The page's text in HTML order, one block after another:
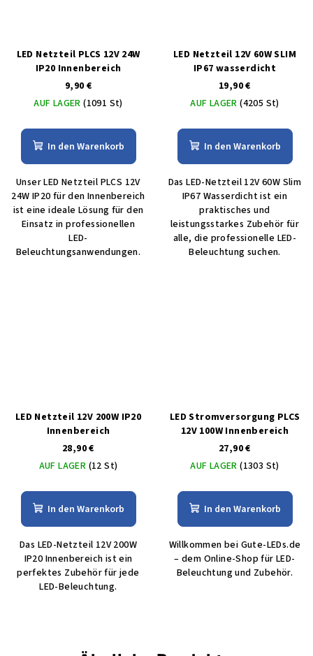
LED Netzteil PLCS 12V 24W
IP20 Innenbereich
9,90 €
AUF LAGER(1091 St)
In den Warenkorb
Unser LED Netzteil PLCS 12V
24W IP20 für den Innenbereich
ist eine ideale Lösung für den
Einsatz in professionellen
LED-
Beleuchtungsanwendungen.
LED Netzteil 12V 60W SLIM
IP67 wasserdicht
19,90 €
AUF LAGER(4205 St)
In den Warenkorb
Das LED-Netzteil 12V 60W Slim
IP67 Wasserdicht ist ein
praktisches und
leistungsstarkes Zubehör für
alle, die professionelle LED-
Beleuchtung suchen.
LED Netzteil 12V 200W IP20
Innenbereich
28,90 €
AUF LAGER (12 St)
In den Warenkorb
Das LED-Netzteil 12V 200W
IP20 Innenbereich ist ein
perfektes Zubehör für jede
LED-Beleuchtung.
LED Stromversorgung PLCS
12V 100W Innenbereich
27,90 €
AUF LAGER(1303 St)
In den Warenkorb
Willkommen bei Gute-LEDs.de
– dem Online-Shop für LED-
Beleuchtung und Zubehör.